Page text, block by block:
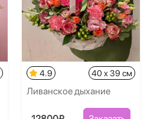
4.9 40 x 39 см
Ливанское дыхание